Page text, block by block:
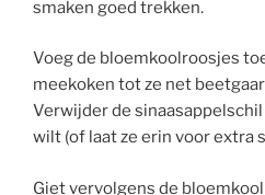
smaken goed trekken.
Voeg de bloemkoolroosjes
meekoken tot ze net
Verwijder de
wilt (of laat ze erin voor extra
Giet vervolgens de